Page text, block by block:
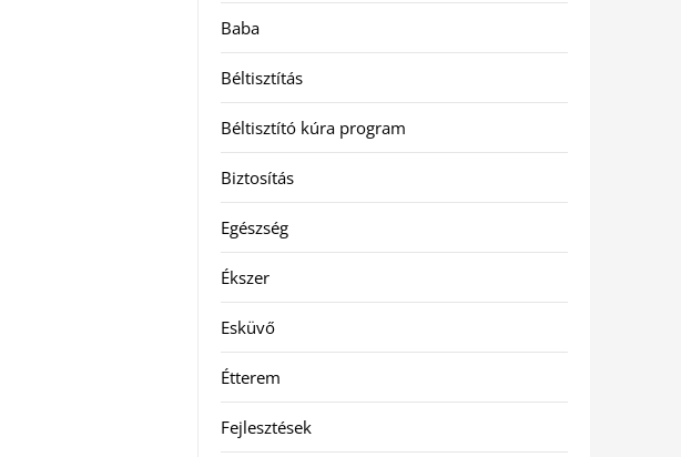
Baba
Béltisztítás
Béltisztító kúra program
Biztosítás
Egészség
Ékszer
Esküvő
Étterem
Fejlesztések